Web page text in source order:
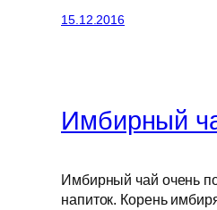
15.12.2016
Имбирный
Имбирный чай очень
напиток. Корень